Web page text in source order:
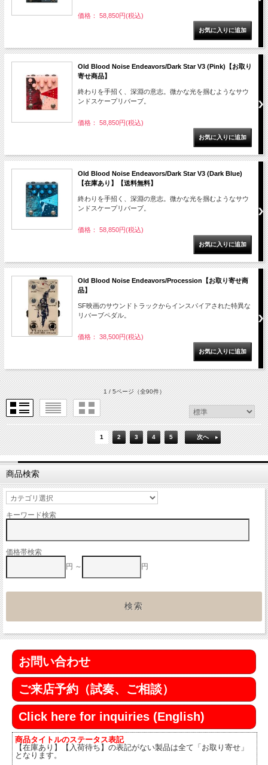
価格： 58,850円(税込)
Old Blood Noise Endeavors/Dark Star V3 (Pink)【お取り
寄せ商品】
終わりを手招く、深淵の意志。微かな光を掴むようなサウ
ンドスケープリバーブ。
価格： 58,850円(税込)
Old Blood Noise Endeavors/Dark Star V3 (Dark Blue)
【在庫あり】【送料無料】
終わりを手招く、深淵の意志。微かな光を掴むようなサウ
ンドスケープリバーブ。
価格： 58,850円(税込)
Old Blood Noise Endeavors/Procession【お取り寄せ商
品】
SF映画のサウンドトラックからインスパイアされた特異な
リバーブペダル。
価格： 38,500円(税込)
1 / 5ページ（全90件）
1 2 3 4 5 次へ
商品検索
キーワード検索
価格帯検索
円 ～
円
お問い合わせ
ご来店予約（試奏、ご相談）
Click here for inquiries (English)
商品タイトルのステータス表記
【在庫あり】【入荷待ち】の表記がない製品は全て「お取り寄せ」
となります。